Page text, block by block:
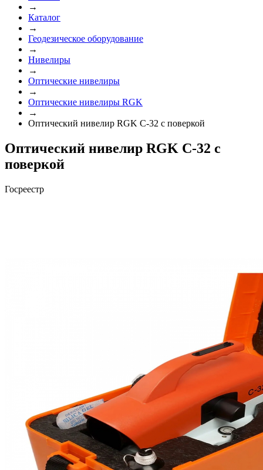
→
Каталог
→
Геодезическое оборудование
→
Нивелиры
→
Оптические нивелиры
→
Оптические нивелиры RGK
→
Оптический нивелир RGK C-32 с поверкой
Оптический нивелир RGK C-32 с
поверкой
Госреестр